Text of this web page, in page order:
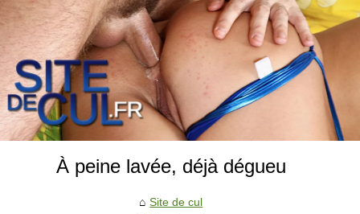
À peine lavée, déjà dégueu
Site de cul